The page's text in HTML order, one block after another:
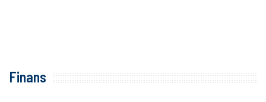
Finans